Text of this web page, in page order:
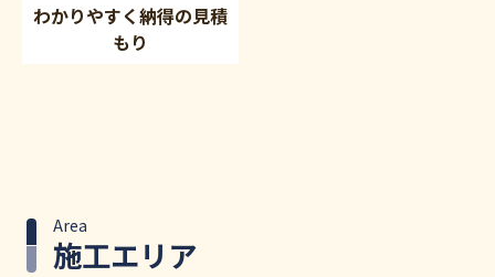
わかりやすく納得の見積
もり
施工エリア
Area